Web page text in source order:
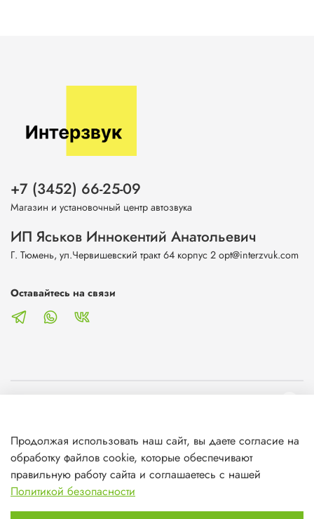
Клиентам
Информация
+7 (3452) 66-25-09
Магазин и установочный центр автозвука
ИП Яськов Иннокентий Анатольевич
Г. Тюмень, ул.Червишевский тракт 64 корпус 2 opt@interzvuk.com
Оставайтесь на связи
Продолжая использовать наш сайт, вы даете согласие на
обработку файлов cookie, которые обеспечивают
правильную работу сайта и соглашаетесь с нашей
Политикой безопасности